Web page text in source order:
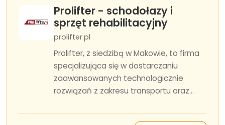
Prolifter - schodołazy i
sprzęt rehabilitacyjny
prolifter.pl
Prolifter, z siedzibą w Makowie, to firma
specjalizująca się w dostarczaniu
zaawansowanych technologicznie
rozwiązań z zakresu transportu oraz...